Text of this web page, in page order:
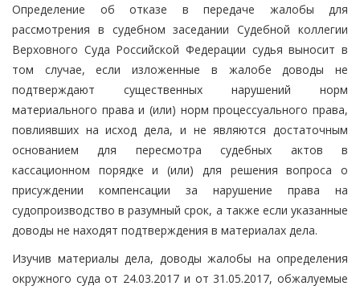
Определение об отказе в передаче жалобы для
рассмотрения в судебном заседании Судебной коллегии
Верховного Суда Российской Федерации судья выносит в
том случае, если изложенные в жалобе доводы не
подтверждают существенных нарушений норм
материального права и (или) норм процессуального права,
повлиявших на исход дела, и не являются достаточным
основанием для пересмотра судебных актов в
кассационном порядке и (или) для решения вопроса о
присуждении компенсации за нарушение права на
судопроизводство в разумный срок, а также если указанные
доводы не находят подтверждения в материалах дела.
Изучив материалы дела, доводы жалобы на определения
окружного суда от 24.03.2017 и от 31.05.2017, обжалуемые